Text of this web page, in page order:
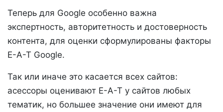
Теперь для Google особенно важна
экспертность, авторитетность и достоверность
контента, для оценки сформулированы факторы
E-A-T Google.
Так или иначе это касается всех сайтов:
асессоры оценивают E-A-T у сайтов любых
тематик, но большее значение они имеют для